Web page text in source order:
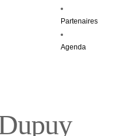
Partenaires
Agenda